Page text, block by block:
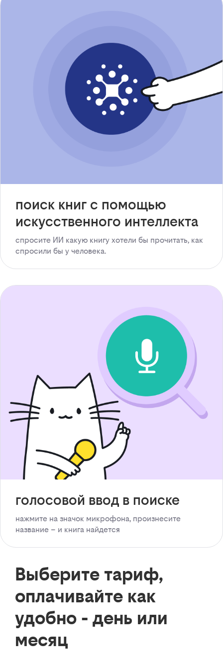
поиск книг с помощью
искусственного интеллекта
спросите ИИ какую книгу хотели бы прочитать, как
спросили бы у человека.
голосовой ввод в поиске
нажмите на значок микрофона, произнесите
название – и книга найдется
Выберите тариф,
оплачивайте как
удобно - день или
месяц